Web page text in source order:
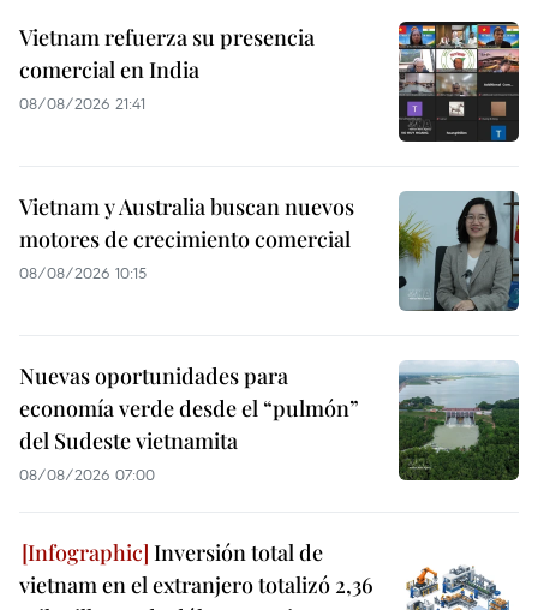
Vietnam refuerza su presencia
comercial en India
08/08/2026 21:41
Vietnam y Australia buscan nuevos
motores de crecimiento comercial
08/08/2026 10:15
Nuevas oportunidades para
economía verde desde el “pulmón”
del Sudeste vietnamita
08/08/2026 07:00
Inversión total de
vietnam en el extranjero totalizó 2,36